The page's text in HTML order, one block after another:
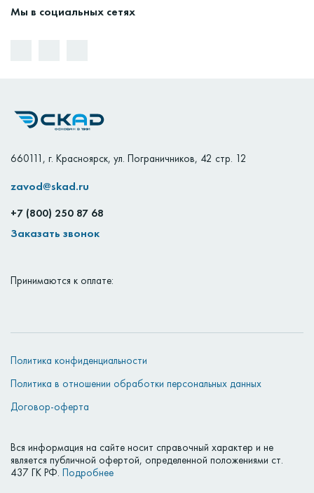
660111 , г. Красноярск, ул. Пограничников, 42 стр. 12
zavod@skad.ru
+7 (800) 250 87 68
Заказать звонок
Мы в социальных сетях
Принимаются к оплате:
Политика конфиденциальности
Политика в отношении обработки персональных данных
Договор-оферта
Вся информация на сайте носит справочный характер и не
является публичной офертой, определенной положениями ст.
437 ГК РФ. Подробнее